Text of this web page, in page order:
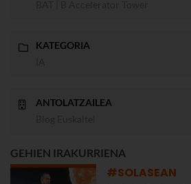
KATEGORIA
ANTOLATZAILEA
GEHIEN IRAKURRIENA
#SOLASEAN